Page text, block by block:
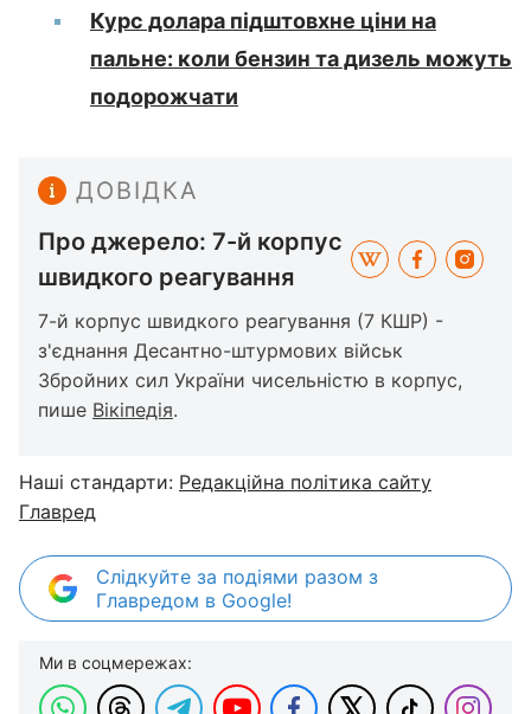
Курс долара підштовхне ціни на
пальне: коли бензин та дизель можуть
подорожчати
ДОВІДКА
Про джерело: 7-й корпус
швидкого реагування
7-й корпус швидкого реагування (7 КШР) -
з'єднання Десантно-штурмових військ
Збройних сил України чисельністю в корпус,
пише Вікіпедія.
Наші стандарти: Редакційна політика сайту
Главред
Слідкуйте за подіями разом з
Главредом в Google!
Ми в соцмережах: